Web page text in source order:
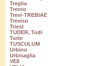
Treglia
Trento
Trevi-TREBIAE
Treviso
Triest
TUDER, Todi
Turin
TUSCULUM
Urbino
Urbisaglia
VEII